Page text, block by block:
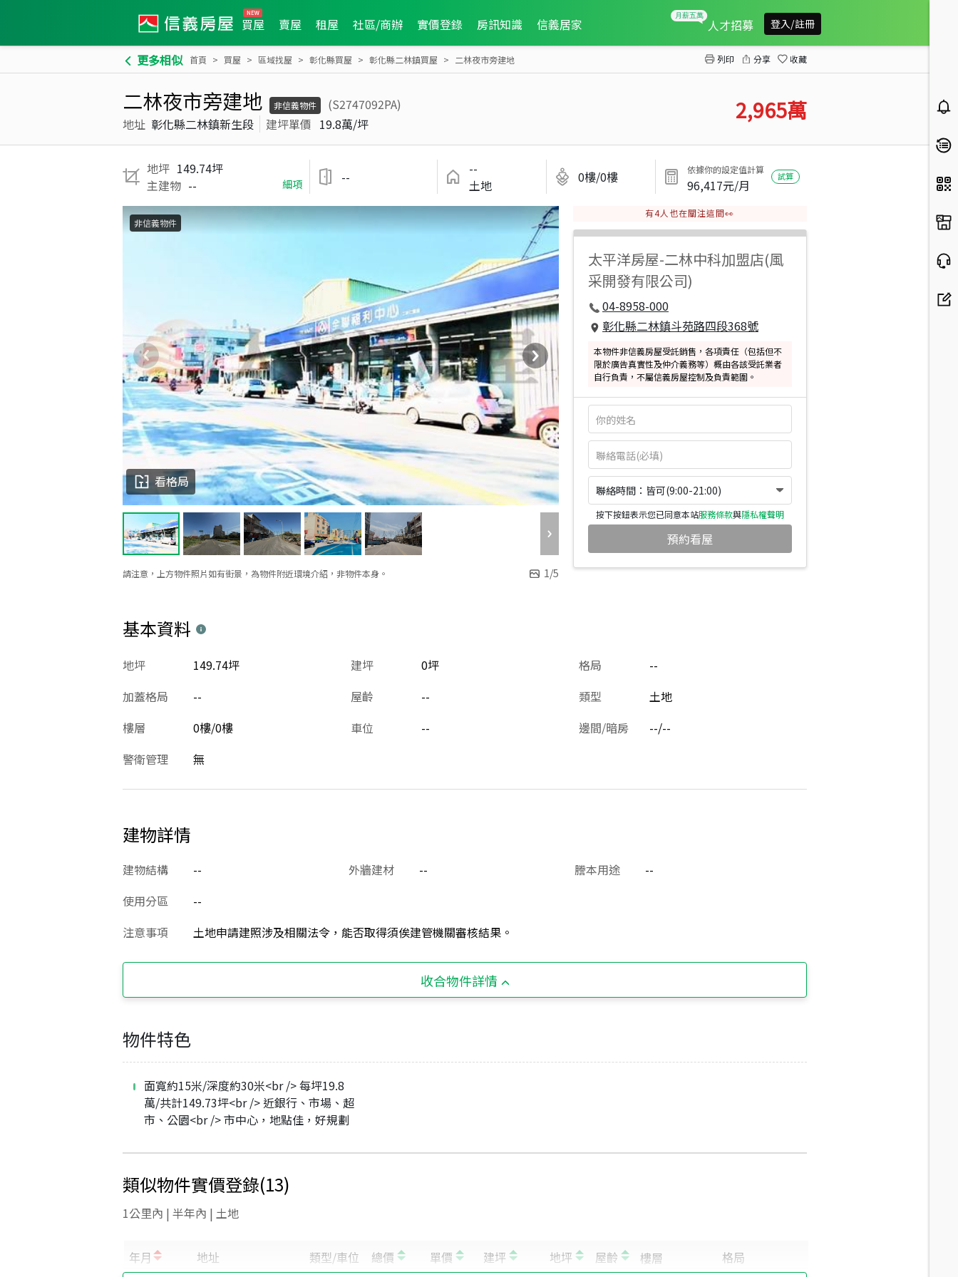
買屋 賣屋 租屋 社區/商辦 實價登錄 房訊知識 信義居家 人才招募 登入/註冊
更多相似 首頁 買屋 區域找屋 彰化縣買屋 彰化縣二林鎮買屋 二林夜市旁建地 列印 分享 收藏
二林夜市旁建地 非信義物件
(S2747092PA)
地址 彰化縣二林鎮新生段 建坪單價 19.8萬/坪 2,965萬
地坪 149.74坪
主建物 -- 細項 --
--
土地
0樓/0樓 依據你的設定值計算
96,417元/月
試算
請注意，上方物件照片如有街景，為物件附近環境介紹，非物件本身。 1/5
看格局
非信義物件
有4人也在關注這間👀
太平洋房屋-二林中科加盟店(風
采開發有限公司)
04-8958-000
彰化縣二林鎮斗苑路四段368號
本物件非信義房屋受託銷售，各項責任（包括但不
限於廣告真實性及仲介義務等）概由各該受託業者
自行負責，不屬信義房屋控制及負責範圍。
聯絡時間：皆可(9:00-21:00)
按下按鈕表示您已同意本站服務條款與隱私權聲明
預約看屋
基本資料
建坪 0坪
地坪 149.74坪 格局
--
加蓋格局
-- 屋齡 -- 類型
土地
樓層
0樓/0樓 車位 -- 邊間/暗房
--/--
警衛管理
無
建物詳情
建物結構 -- 外牆建材 -- 謄本用途
--
使用分區
--
注意事項
土地申請建照涉及相關法令，能否取得須俟建管機關審核結果。
收合物件詳情
物件特色
面寬約15米/深度約30米<br /> 每坪19.8
萬/共計149.73坪<br /> 近銀行、市場、超
市、公園<br /> 市中心，地點佳，好規劃
類似物件實價登錄(13)
1公里內 | 半年內 | 土地